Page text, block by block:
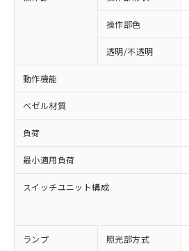
操作部色
透明/不透明
動作機能
ベゼル材質
負荷
最小適用負荷
スイッチユニット構成
ランプ 照光部方式